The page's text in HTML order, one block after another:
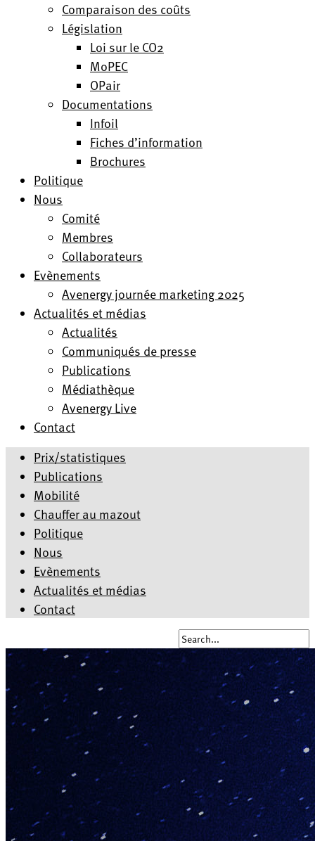
Comparaison des coûts
Législation
Loi sur le CO2
MoPEC
OPair
Documentations
Infoil
Fiches d’information
Brochures
Politique
Nous
Comité
Membres
Collaborateurs
Evènements
Avenergy journée marketing 2025
Actualités et médias
Actualités
Communiqués de presse
Publications
Médiathèque
Avenergy Live
Contact
Prix/statistiques
Publications
Mobilité
Chauffer au mazout
Politique
Nous
Evènements
Actualités et médias
Contact